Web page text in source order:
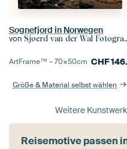
Sognefjord in Norwegen
von Sjoerd van der Wal Fotografie
ArtFrame™ –70×50cm CHF
Größe & Material selbst wählen
Weitere
Reisemotive passen